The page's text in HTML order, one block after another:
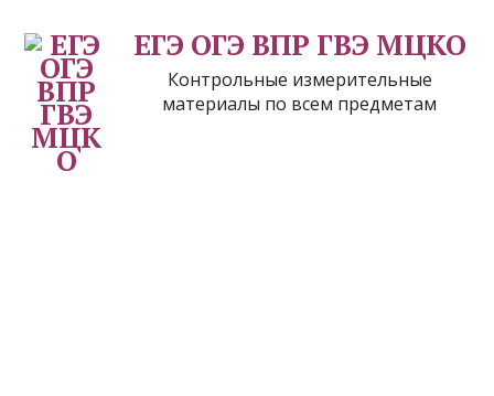
ЕГЭ ОГЭ ВПР ГВЭ МЦКО
Контрольные измерительные
материалы по всем предметам